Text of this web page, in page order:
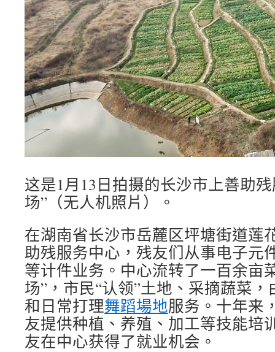
这是1月13日拍摄的长沙市上善助
场”（无人机照片）。
在湖南省长沙市岳麓区坪塘街道莲
助残服务中心，残友们从事电子元
等计件业务。中心流转了一百余亩
场”，市民“认领”土地、采摘蔬菜
和日常打理舞蹈場地服务。十年来
友提供种植、养殖、加工等技能培
友在中心获得了就业机会。